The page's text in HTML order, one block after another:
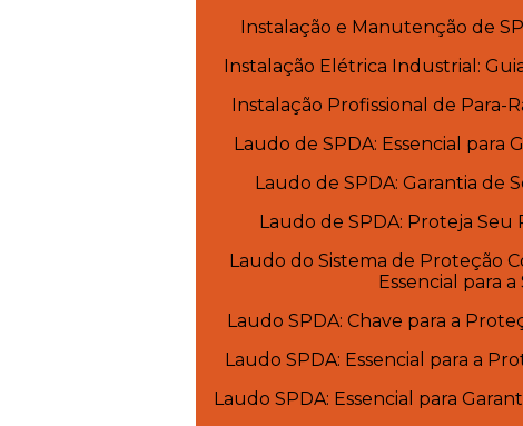
Instalação e Manutenção de
Instalação Elétrica Industrial:
Instalação Profissional de Para-
Laudo de SPDA: Essencial para
Laudo de SPDA: Garantia de
Laudo de SPDA: Proteja
Laudo do Sistema de Proteção
Essencial para
Laudo SPDA: Chave para a
Laudo SPDA: Essencial para a
Laudo SPDA: Essencial para